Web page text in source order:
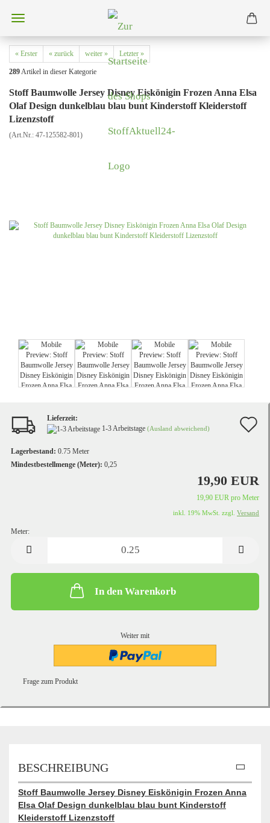
« Erster « zurück weiter » Letzter »
289Artikel in dieser Kategorie
Stoff Baumwolle Jersey Disney Eiskönigin Frozen Anna Elsa
Olaf Design dunkelblau blau bunt Kinderstoff Kleiderstoff
Lizenzstoff
(Art.Nr.: 47-125582-801)
Lieferzeit:
1-3 Arbeitstage (Ausland abweichend)
Lagerbestand: 0.75 Meter
Mindestbestellmenge (Meter): 0,25
19,90 EUR
19,90 EUR pro Meter
inkl. 19% MwSt. zzgl. Versand
Meter:
In den Warenkorb
Weiter mit
Frage zum Produkt
BESCHREIBUNG
Stoff Baumwolle Jersey Disney Eiskönigin Frozen Anna
Elsa Olaf Design dunkelblau blau bunt Kinderstoff
Kleiderstoff Lizenzstoff